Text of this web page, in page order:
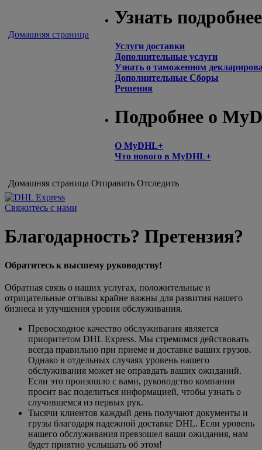
Домашняя страница
Узнать подробнее
Услуги доставки
Дополнительные услуги
Узнать о таможенном
Дополнительные Сборы
Решения
Подробнее о
О MyDHL+
Что нового в MyDHL+
Домашняя страница Отправить Отследить
Свяжитесь с нами
Благодарность? Претензия?
Обратитесь к высшему руководству!
Обратная связь о наших услугах, положительные и
отрицательные отзывы крайне важны для развития нашего
бизнеса и улучшения уровня обслуживания.
Превосходное качество обслуживания является
приоритетом DHL Express. Мы стремимся действовать
всегда правильно при приеме и доставке ваших грузов.
Однако в отдельных случаях уровень нашего
обслуживания может не оправдать ваших ожиданий.
Если это произошло с вами, руководство компании
просит вас поделиться информацией, чтобы узнать о
случившемся из первых рук.
Тысячи клиентов каждый день получают документы и
грузы благодаря надежной доставке DHL. Если уровень
нашего обслуживания превзошел ваши ожидания, нам
будет приятно услышать об этом!